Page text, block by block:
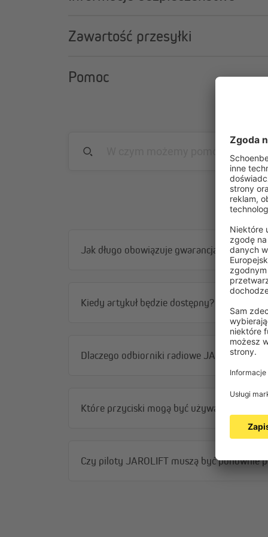
Modernizacja rolet
Chcesz zmodernizować rolety do sterowania
Zawartość przesyłki
Pomoc
Jak długo obowiązuje gwarancja?
Kiedy artykuł będzie dostępny?
Dlaczego odbiorniki radiowe JAROLIFT
Które przyciski mogą być używane z
Czy piloty JAROLIFT muszą być ponownie